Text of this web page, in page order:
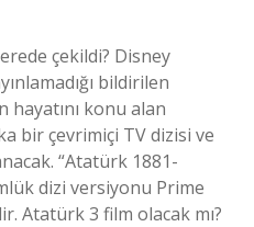
çekildi? Disney
bildirilen
hayatını konu alan
bir çevrimiçi TV dizisi ve
“Atatürk 1881-
dizi versiyonu Prime
Atatürk 3 film olacak mı?